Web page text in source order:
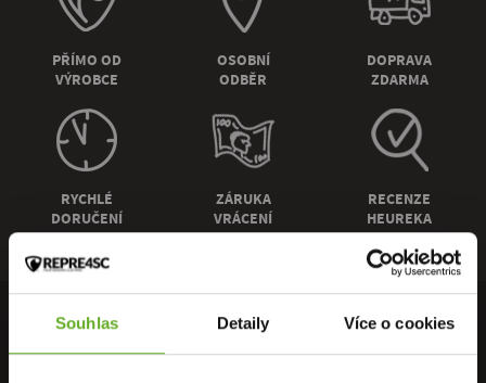
Souhlas Detaily Více o cookies
PŘÍMO OD
VÝROBCE
OSOBNÍ
ODBĚR
DOPRAVA
ZDARMA
RYCHLÉ
DORUČENÍ
ZÁRUKA
VRÁCENÍ
RECENZE
HEUREKA